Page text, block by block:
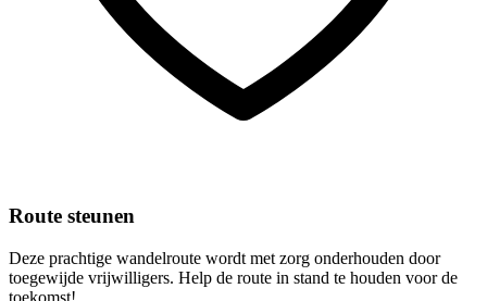
Route steunen
Deze prachtige wandelroute wordt met zorg onderhouden door
toegewijde vrijwilligers. Help de route in stand te houden voor de
toekomst!